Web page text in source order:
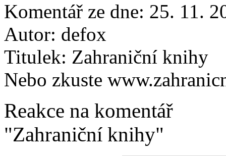
Komentář ze dne: 25. 11.
Autor: defox
Titulek: Zahraniční knihy
Nebo zkuste
Reakce na komentář
"Zahraniční knihy"